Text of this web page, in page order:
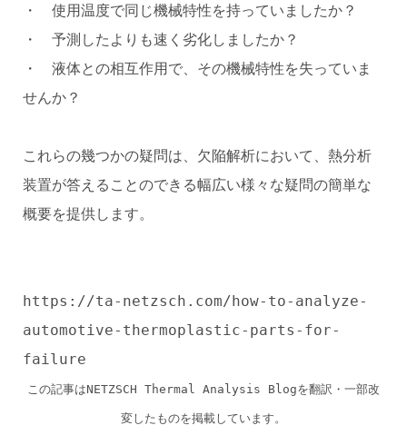
・ 使用温度で同じ機械特性を持っていましたか？
・ 予測したよりも速く劣化しましたか？
・ 液体との相互作用で、その機械特性を失っていま
せんか？
これらの幾つかの疑問は、欠陥解析において、熱分析
装置が答えることのできる幅広い様々な疑問の簡単な
概要を提供します。
https://ta-netzsch.com/how-to-analyze-
automotive-thermoplastic-parts-for-
failure
この記事はNETZSCH Thermal Analysis Blogを翻訳・一部改
変したものを掲載しています。